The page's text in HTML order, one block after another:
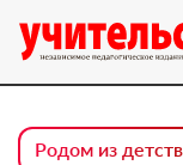
Родом из